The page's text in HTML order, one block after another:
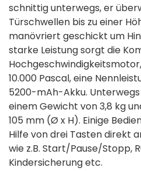
schnittig unterwegs, er
Türschwellen bis zu einer
manövriert geschickt um
starke Leistung sorgt die
10.000 Pascal, eine
5200-mAh-Akku. Unterwegs
einem Gewicht von 3,8 kg
105 mm (Ø x H). Einige
Hilfe von drei Tasten direkt
wie z.B. Start/Pause/Stopp,
Kindersicherung etc.